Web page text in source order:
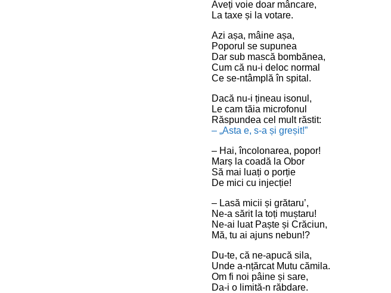
Aveți voie doar mâncare,
La taxe și la votare.
Azi așa, mâine așa,
Poporul se supunea
Dar sub mască bombănea,
Cum că nu-i deloc normal
Ce se-ntâmplă în spital.
Dacă nu-i țineau isonul,
Le cam tăia microfonul
Răspundea cel mult răstit:
– „Asta e, s-a și greșit!”
– Hai, încolonarea, popor!
Marș la coadă la Obor
Să mai luați o porție
De mici cu injecție!
– Lasă micii și grătaru’,
Ne-a sărit la toți muștaru!
Ne-ai luat Paște și Crăciun,
Mă, tu ai ajuns nebun!?
Du-te, că ne-apucă sila,
Unde a-nțărcat Mutu cămila.
Om fi noi pâine și sare,
Da-i o limită-n răbdare.